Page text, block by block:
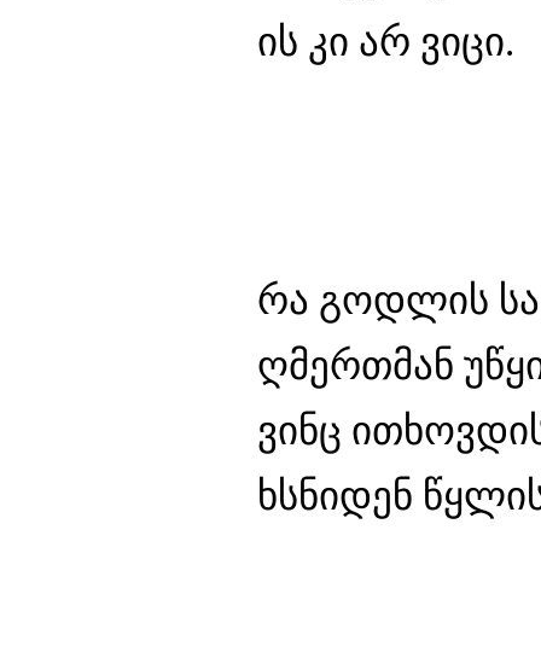
ის კი არ ვიცი.
რა გოდლის
ღმერთმან
ვინც
ხსნიდენ